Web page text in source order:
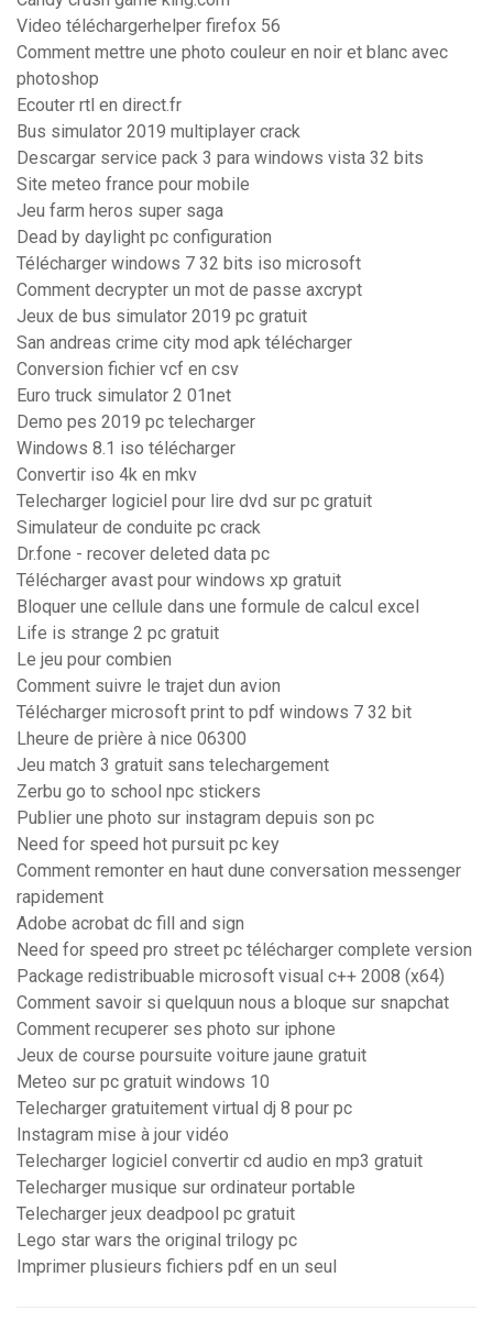
Video téléchargerhelper firefox 56
Comment mettre une photo couleur en noir et blanc avec
photoshop
Ecouter rtl en direct.fr
Bus simulator 2019 multiplayer crack
Descargar service pack 3 para windows vista 32 bits
Site meteo france pour mobile
Jeu farm heros super saga
Dead by daylight pc configuration
Télécharger windows 7 32 bits iso microsoft
Comment decrypter un mot de passe axcrypt
Jeux de bus simulator 2019 pc gratuit
San andreas crime city mod apk télécharger
Conversion fichier vcf en csv
Euro truck simulator 2 01net
Demo pes 2019 pc telecharger
Windows 8.1 iso télécharger
Convertir iso 4k en mkv
Telecharger logiciel pour lire dvd sur pc gratuit
Simulateur de conduite pc crack
Dr.fone - recover deleted data pc
Télécharger avast pour windows xp gratuit
Bloquer une cellule dans une formule de calcul excel
Life is strange 2 pc gratuit
Le jeu pour combien
Comment suivre le trajet dun avion
Télécharger microsoft print to pdf windows 7 32 bit
Lheure de prière à nice 06300
Jeu match 3 gratuit sans telechargement
Zerbu go to school npc stickers
Publier une photo sur instagram depuis son pc
Need for speed hot pursuit pc key
Comment remonter en haut dune conversation messenger
rapidement
Adobe acrobat dc fill and sign
Need for speed pro street pc télécharger complete version
Package redistribuable microsoft visual c++ 2008 (x64)
Comment savoir si quelquun nous a bloque sur snapchat
Comment recuperer ses photo sur iphone
Jeux de course poursuite voiture jaune gratuit
Meteo sur pc gratuit windows 10
Telecharger gratuitement virtual dj 8 pour pc
Instagram mise à jour vidéo
Telecharger logiciel convertir cd audio en mp3 gratuit
Telecharger musique sur ordinateur portable
Telecharger jeux deadpool pc gratuit
Lego star wars the original trilogy pc
Imprimer plusieurs fichiers pdf en un seul